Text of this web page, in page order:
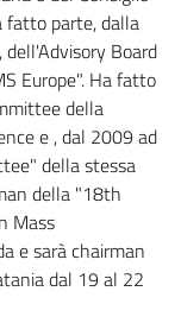
fatto parte, dalla
Board
Europe". Ha fatto
della
e , dal 2009 ad
della stessa
della "18th
Mass
e sarà chairman
dal 19 al 22